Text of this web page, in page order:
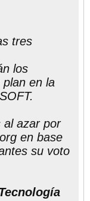
tres
los
en la
al azar por
en base
su voto